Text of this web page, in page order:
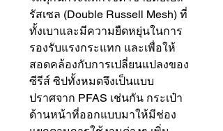
รัสเซล (Double Russell Mesh) ที่
ทั้งเบาและมีความยืดหยุ่นในการ
รองรับแรงกระแทก และเพื่อให้
สอดคล้องกับการเปลี่ยนแปลงของ
ซีรีส์ ซิปทั้งหมดจึงเป็นแบบ
ปราศจาก PFAS เช่นกัน กระเป๋า
ด้านหน้าที่ออกแบบมาให้มีช่อง